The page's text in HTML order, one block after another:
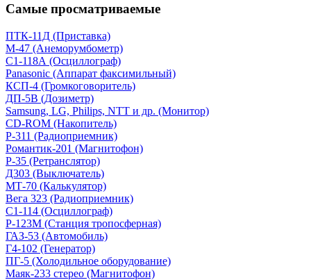
Самые просматриваемые
ПТК-11Д (Приставка)
М-47 (Анеморумбометр)
С1-118А (Осциллограф)
Panasonic (Аппарат факсимильный)
КСП-4 (Громкоговоритель)
ДП-5В (Дозиметр)
Samsung, LG, Philips, NTT и др. (Монитор)
CD-ROM (Накопитель)
Р-311 (Радиоприемник)
Романтик-201 (Магнитофон)
Р-35 (Ретранслятор)
Д303 (Выключатель)
МТ-70 (Калькулятор)
Вега 323 (Радиоприемник)
С1-114 (Осциллограф)
Р-123М (Станция тропосферная)
ГАЗ-53 (Автомобиль)
Г4-102 (Генератор)
ПГ-5 (Холодильное оборудование)
Маяк-233 стерео (Магнитофон)